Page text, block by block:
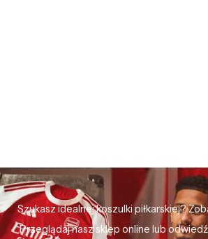
Szukasz idealnej koszulki piłkarskiej?
Przeglądaj nasz sklep online lub